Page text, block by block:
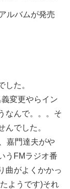
ルバムが発売
した。
変更やらイン
なんで。。。そ
んでした。
嘉門達夫がや
うFMラジオ番
曲がよくかかっ
ようです)それ